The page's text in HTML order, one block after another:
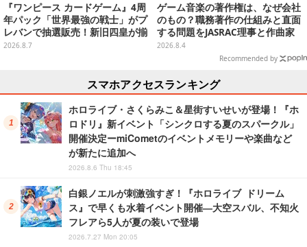
『ワンピース カードゲーム』4周
年パック「世界最強の戦士」がプ
レバンで抽選販売！新旧四皇が揃
い踏み、刃牙作者が描く「カイド
2026.8.7
ゲーム音楽の著作権は、なぜ会社
のもの？職務著作の仕組みと直面
する問題をJASRAC理事と作曲家
が徹底解説【CEDEC 2026】
2026.8.4
Recommended by
スマホアクセスランキング
ホロライブ・さくらみこ＆星街すいせいが登場！『ホ
ロドリ』新イベント「シンクロする夏のスパークル」
開催決定ーmiCometのイベントメモリーや楽曲など
が新たに追加へ
2026.8.6 Thu 18:45
白銀ノエルが刺激強すぎ！『ホロライブ ドリーム
ス』で早くも水着イベント開催―大空スバル、不知火
フレアら5人が夏の装いで登場
2026.7.27 Mon 20:05